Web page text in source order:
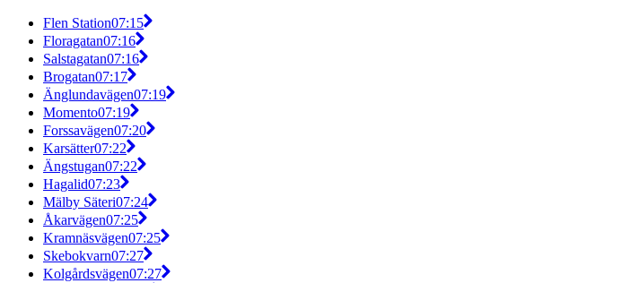
Flen Station07:15
Floragatan07:16
Salstagatan07:16
Brogatan07:17
Änglundavägen07:19
Momento07:19
Forssavägen07:20
Karsätter07:22
Ängstugan07:22
Hagalid07:23
Mälby Säteri07:24
Åkarvägen07:25
Kramnäsvägen07:25
Skebokvarn07:27
Kolgårdsvägen07:27